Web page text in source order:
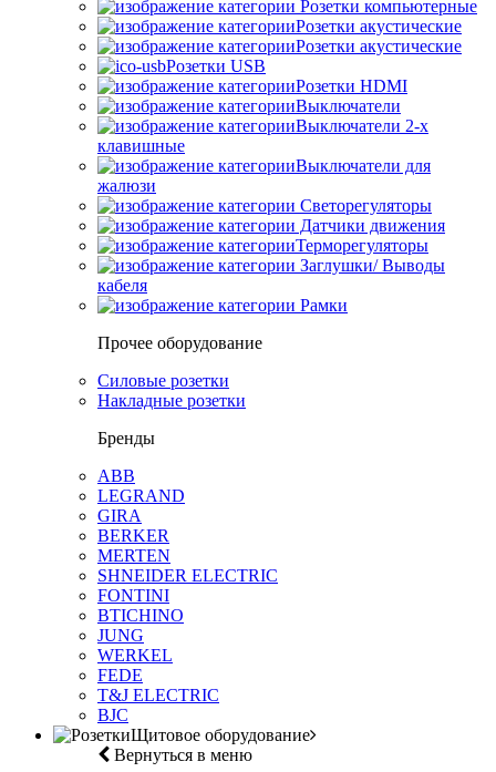
Розетки компьютерные
Розетки акустические
Розетки акустические
Розетки USB
Розетки HDMI
Выключатели
Выключатели 2-х
клавишные
Выключатели для
жалюзи
Светорегуляторы
Датчики движения
Терморегуляторы
Заглушки/ Выводы
кабеля
Рамки
Прочее оборудование
Силовые розетки
Накладные розетки
Бренды
ABB
LEGRAND
GIRA
BERKER
MERTEN
SHNEIDER ELECTRIC
FONTINI
BTICHINO
JUNG
WERKEL
FEDE
T&J ELECTRIC
BJC
Щитовое оборудование
Вернуться в меню